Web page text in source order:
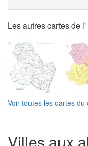
Les autres cartes de
Voir toutes les cartes
Villes aux